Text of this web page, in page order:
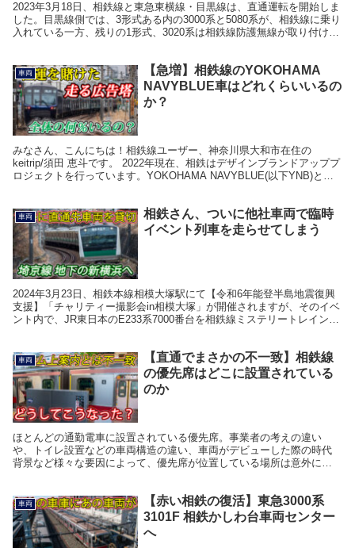
2023年3月18日、相鉄線と東急東横線・目黒線は、直通運転を開始しま
した。目黒線側では、3形式ある内の3000系と5080系が、相鉄線に乗り
入れている一方、残りの1形式、3020系は相鉄線防護無線が取り付けら
車両
【急増】相鉄線のYOKOHAMA
NAVYBLUE車はどれくらいいるの
か？
みなさん、こんにちは！相鉄線ユーザー、神奈川県大和市在住の
keitrip/須田 恵斗です。 2022年現在、相鉄はデザインブランドアッププ
ロジェクトを行っています。YOKOHAMA NAVYBLUE(以下YNB)と呼
車両
相鉄さん、ついに他社車両で臨時
イベント列車を走らせてしまう
2024年3月23日、相鉄本線相模大塚駅にて【令和6年能登半島地震復興
支援】「チャリティー撮影会in相模大塚」が開催されますが、そのイベ
ント内で、JR東日本のE233系7000番台を相鉄線ミステリートレインに
車両
【直通でまさかの不一致】相鉄線
の優先席はどこに設置されている
のか
ほとんどの通勤電車に設置されている優先席。事業者の考えの違い
や、トイレ設置などの車両構造の違い、車両がデビューした際の時代
背景など様々な要因によって、優先席が位置している場所は意外にも
車両
【赤い相鉄の復活】東急3000系
3101F 相鉄かしわ台車両センター
へ